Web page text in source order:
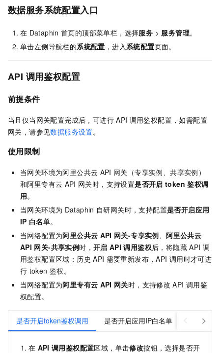
数据服务系统配置入口
在 Dataphin 首页的顶部菜单栏，选择服务 > 服务管理。
单击左侧导航栏的系统配置 ，进入系统配置页面。
API 调用鉴权配置
前提条件
当且仅当网关配置完成后，可进行 API 调用鉴权配置，如需配置
网关，请参见数据服务设置。
使用限制
当网关环境为阿里公共云 API 网关（专享实例、共享实例）
和阿里专有云 API 网关时，支持设置是否开启 token 鉴权调
用。
当网关环境为 Dataphin 自研网关时，支持配置是否开启应用
IP 白名单。
当网络配置为阿里公共云 API 网关-专享实例 、阿里公共云
API 网关-共享实例时，开启 API 调用鉴权后，将隐藏 API 调
用鉴权配置区域；历史 API 需要重新发布，API 调用时才可进
行 token 鉴权。
当网络配置为阿里专有云 API 网关时，支持修改 API 调用鉴
权配置。
是否开启token鉴权调用 是否开启应用IP白名单
在 API 调用鉴权配置区域，单击修改按钮，选择是否开